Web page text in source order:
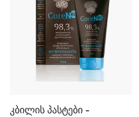
კბილის პასტები -